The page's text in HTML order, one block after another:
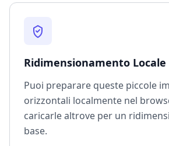
Ridimensionamento
Puoi preparare queste piccole
orizzontali localmente nel
caricarle altrove per un
base.